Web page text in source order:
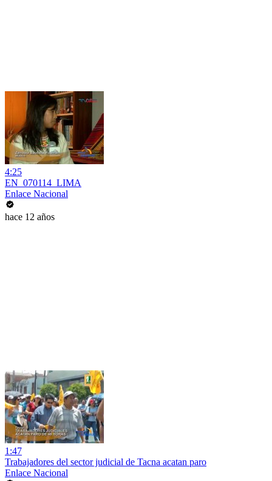
4:25
EN_070114_LIMA
Enlace Nacional
hace 12 años
1:47
Trabajadores del sector judicial de Tacna acatan paro
Enlace Nacional